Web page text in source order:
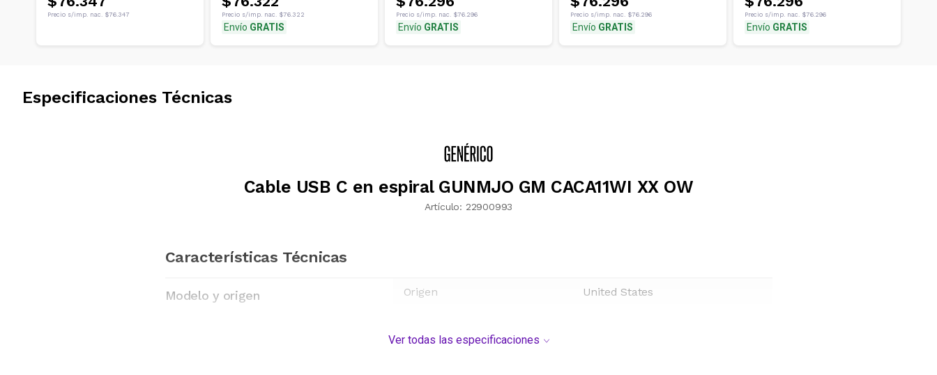
Precio s/imp. nac. $76.347 Precio s/imp. nac. $76.322
Envío GRATIS
Precio s/imp. nac. $76.296
Envío GRATIS
Precio s/imp. nac. $76.296
Envío GRATIS
Precio s/imp. nac. $76.296
Envío GRATIS
Especificaciones Técnicas
Cable USB C en espiral GUNMJO GM CACA11WI XX OW
Artículo: 22900993
Características Técnicas
Modelo y origen Origen United States
Ver todas las especificaciones